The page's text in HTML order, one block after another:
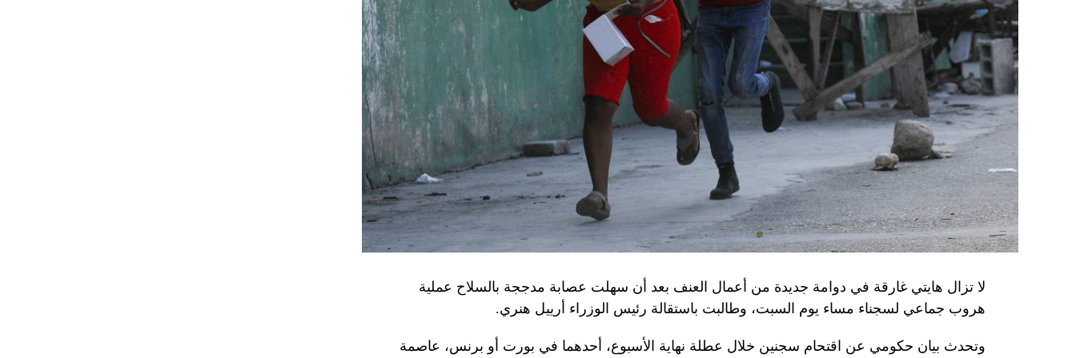
الاستخبارات العسكرية كيريلو بودانوف، بناءً على أوامر من موسكو. وأوقفت الأجهزة الأوكرانية
ضابطَي أمن، مشيرةً إلى أن المشتبه فيهما اللذَين أوقفا «شخصان برتبة كولونيل» من جهاز الدولة
الأوكراني الذي يتولّى أمن المسؤولين الحكوميين.
وذكرت الأجهزة أن هذه الشبكة كانت «تحت إشراف» جهاز الأمن الفدرالي الروسي ويُشتبه في أن
المسؤولَين «نقلا معلومات سرّية» إلى روسيا، مؤكدةً أنهما كانا يُريدان تجنيد عسكريين «مقرّبين من
جهاز أمن» زيلينسكي بهدف «احتجازه كرهينة وقتله». وكشفت أجهزة الأمن الأوكرانية أن أحد أعضاء
هذه الشبكة حصل على مسيّرات ومتفجّرات.
من جهة أخرى، انتقد الرئيس الصيني شي جينبينغ في تصريحات لصحيفة «بوليتيكا» الصربية قبل وصوله
إلى العاصمة بلغراد، حلف «الناتو»، على خلفية قصفه «الفاضح» للسفارة الصينية في يوغوسلافيا عام
1999، محذّراً من أن بكين «لن تسمح قط بتكرار حدث تاريخي مأسوي كهذا».
واصطحب الرئيس الفرنسي إيمانويل ماكرون شي إلى منطقة البيرينيه الجبلية أمس، في اليوم الثاني
من زيارة دولة من شأنها أن تسمح بحوار مباشر عن الحرب في أوكرانيا والخلافات التجارية.
ووصل الزعيمان برفقة زوجتيهما بُعيد الظهر إلى جبل تورماليه، إحدى محطات الصعود في طواف
لا تزال هايتي غارقة في دوامة جديدة من أعمال العنف بعد أن سهلت عصابة مدججة بالسلاح عملية
هروب جماعي لسجناء مساء يوم السبت، وطالبت باستقالة رئيس الوزراء أرييل هنري.
وتحدث بيان حكومي عن اقتحام سجنين خلال عطلة نهاية الأسبوع، أحدهما في بورت أو برنس، عاصمة